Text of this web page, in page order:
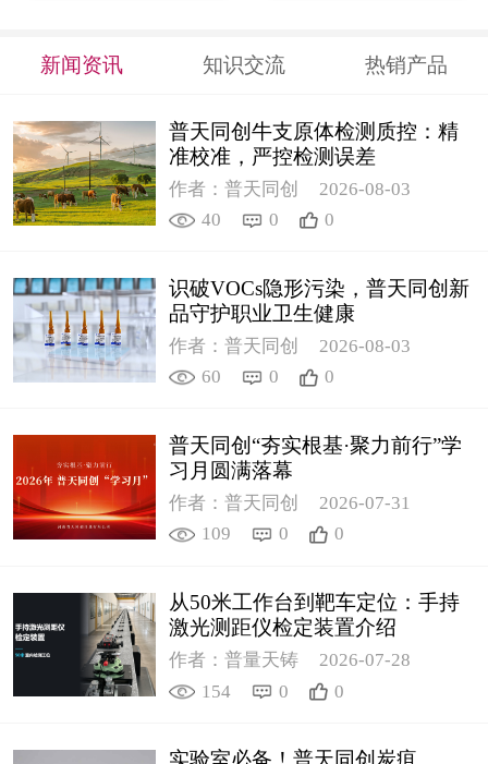
新闻资讯 知识交流 热销产品
普天同创牛支原体检测质控：精
准校准，严控检测误差
作者：普天同创
2026-08-03
40
0 0
识破VOCs隐形污染，普天同创新
品守护职业卫生健康
作者：普天同创
2026-08-03
60
0 0
普天同创“夯实根基·聚力前行”学
习月圆满落幕
作者：普天同创
2026-07-31
109
0 0
从50米工作台到靶车定位：手持
激光测距仪检定装置介绍
作者：普量天铸
2026-07-28
154
0 0